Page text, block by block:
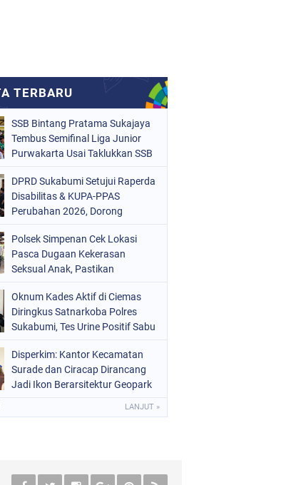
SSB Bintang Pratama Sukajaya
Tembus Semifinal Liga Junior
Purwakarta Usai Taklukkan SSB
DPRD Sukabumi Setujui Raperda
Disabilitas & KUPA-PPAS
Perubahan 2026, Dorong
Polsek Simpenan Cek Lokasi
Pasca Dugaan Kekerasan
Seksual Anak, Pastikan
Oknum Kades Aktif di Ciemas
Diringkus Satnarkoba Polres
Sukabumi, Tes Urine Positif Sabu
Disperkim: Kantor Kecamatan
Surade dan Ciracap Dirancang
Jadi Ikon Berarsitektur Geopark
LANJUT »